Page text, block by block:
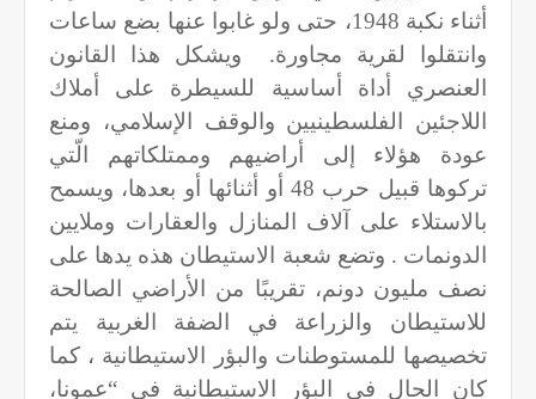
أثناء نكبة 1948، حتى ولو غابوا عنها بضع ساعات
وانتقلوا لقرية مجاورة.
ويشكل هذا القانون
العنصري أداة أساسية للسيطرة على أملاك
اللاجئين الفلسطينيين والوقف الإسلامي، ومنع
عودة هؤلاء إلى أراضيهم وممتلكاتهم الّتي
تركوها قبيل حرب 48 أو أثنائها أو بعدها، ويسمح
بالاستلاء على آلاف المنازل والعقارات وملايين
‏الدونمات . وتضع شعبة الاستيطان هذه يدها على
نصف مليون دونم، تقريبًا من الأراضي الصالحة
للاستيطان والزراعة في الضفة الغربية يتم
تخصيصها للمستوطنات والبؤر الاستيطانية ، كما
كان الحال في البؤر الاستيطانية في “عمونا،